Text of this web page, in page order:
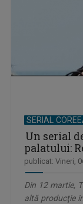
SERIAL
Un serial
palatului:
publicat: Vineri,
Din 12 martie,
altă producţie